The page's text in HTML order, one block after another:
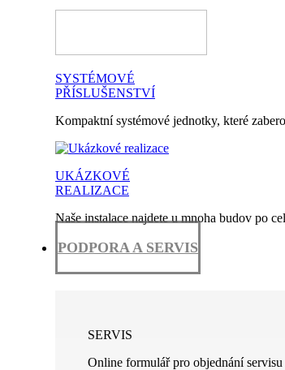
SYSTÉMOVÉ
PŘÍSLUŠENSTVÍ
Kompaktní systémové jednotky, které
UKÁZKOVÉ
REALIZACE
Naše instalace najdete u mnoha budov po
PODPORA A SERVIS
SERVIS
Online formulář pro objednání